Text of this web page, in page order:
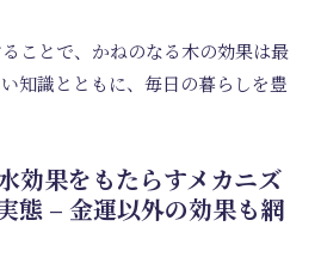
ことで、かねのなる木の効果は最
知識とともに、毎日の暮らしを豊
効果をもたらすメカニズ
態 – 金運以外の効果も網